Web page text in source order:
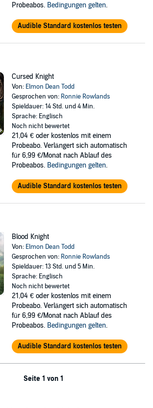
Probeabos. Bedingungen gelten.
Audible Standard kostenlos testen
Cursed Knight
Von: Elmon Dean Todd
Gesprochen von: Ronnie Rowlands
Spieldauer: 14 Std. und 4 Min.
Sprache: Englisch
Noch nicht bewertet
21,04 € oder kostenlos mit einem
Probeabo. Verlängert sich automatisch
für 6,99 €/Monat nach Ablauf des
Probeabos. Bedingungen gelten.
Audible Standard kostenlos testen
Blood Knight
Von: Elmon Dean Todd
Gesprochen von: Ronnie Rowlands
Spieldauer: 13 Std. und 5 Min.
Sprache: Englisch
Noch nicht bewertet
21,04 € oder kostenlos mit einem
Probeabo. Verlängert sich automatisch
für 6,99 €/Monat nach Ablauf des
Probeabos. Bedingungen gelten.
Audible Standard kostenlos testen
Seite 1 von 1